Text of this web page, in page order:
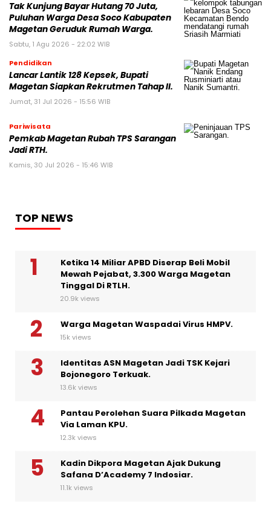
Tak Kunjung Bayar Hutang 70 Juta,
Puluhan Warga Desa Soco Kabupaten
Magetan Geruduk Rumah Warga.
Sabtu, 1 Agu 2026 - 22:02 WIB
Pendidikan
Lancar Lantik 128 Kepsek, Bupati
Magetan Siapkan Rekrutmen Tahap II.
Jumat, 31 Jul 2026 - 15:56 WIB
Pariwisata
Pemkab Magetan Rubah TPS Sarangan
Jadi RTH.
Kamis, 30 Jul 2026 - 15:46 WIB
TOP NEWS
Ketika 14 Miliar APBD Diserap Beli Mobil
Mewah Pejabat, 3.300 Warga Magetan
Tinggal Di RTLH.
20.9k views
Warga Magetan Waspadai Virus HMPV.
15k views
Identitas ASN Magetan Jadi TSK Kejari
Bojonegoro Terkuak.
13.6k views
Pantau Perolehan Suara Pilkada Magetan
Via Laman KPU.
12.3k views
Kadin Dikpora Magetan Ajak Dukung
Safana D’Academy 7 Indosiar.
11.1k views